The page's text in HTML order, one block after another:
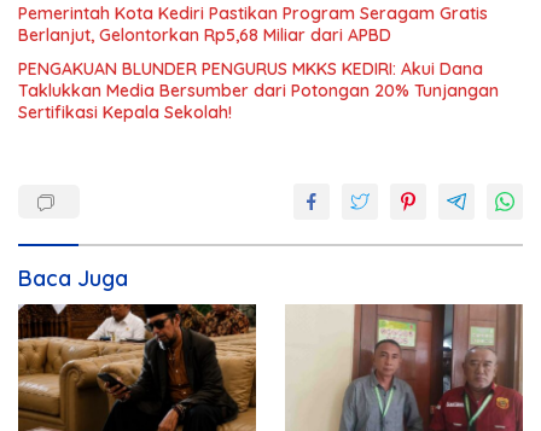
Pemerintah Kota Kediri Pastikan Program Seragam Gratis
Berlanjut, Gelontorkan Rp5,68 Miliar dari APBD
PENGAKUAN BLUNDER PENGURUS MKKS KEDIRI: Akui Dana
Taklukkan Media Bersumber dari Potongan 20% Tunjangan
Sertifikasi Kepala Sekolah!
Baca Juga